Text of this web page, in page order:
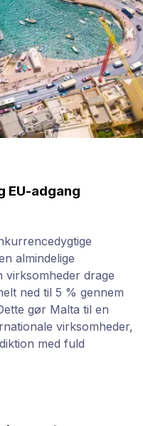
EU-adgang
almindelige
virksomheder drage
ned til 5 % gennem
gør Malta til en
virksomheder,
med fuld